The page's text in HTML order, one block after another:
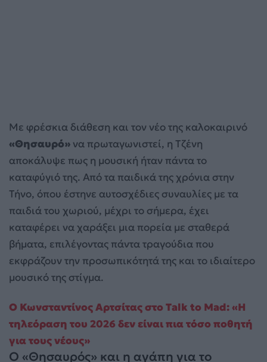
Με φρέσκια διάθεση και τον νέο της καλοκαιρινό
«Θησαυρό» να πρωταγωνιστεί, η Τζένη
αποκάλυψε πως η μουσική ήταν πάντα το
καταφύγιό της. Από τα παιδικά της χρόνια στην
Τήνο, όπου έστηνε αυτοσχέδιες συναυλίες με τα
παιδιά του χωριού, μέχρι το σήμερα, έχει
καταφέρει να χαράξει μια πορεία με σταθερά
βήματα, επιλέγοντας πάντα τραγούδια που
εκφράζουν την προσωπικότητά της και το ιδιαίτερο
μουσικό της στίγμα.
Ο Κωνσταντίνος Αρτσίτας στο Talk to Mad: «Η
τηλεόραση του 2026 δεν είναι πια τόσο ποθητή
για τους νέους»
Ο «Θησαυρός» και η αγάπη για το